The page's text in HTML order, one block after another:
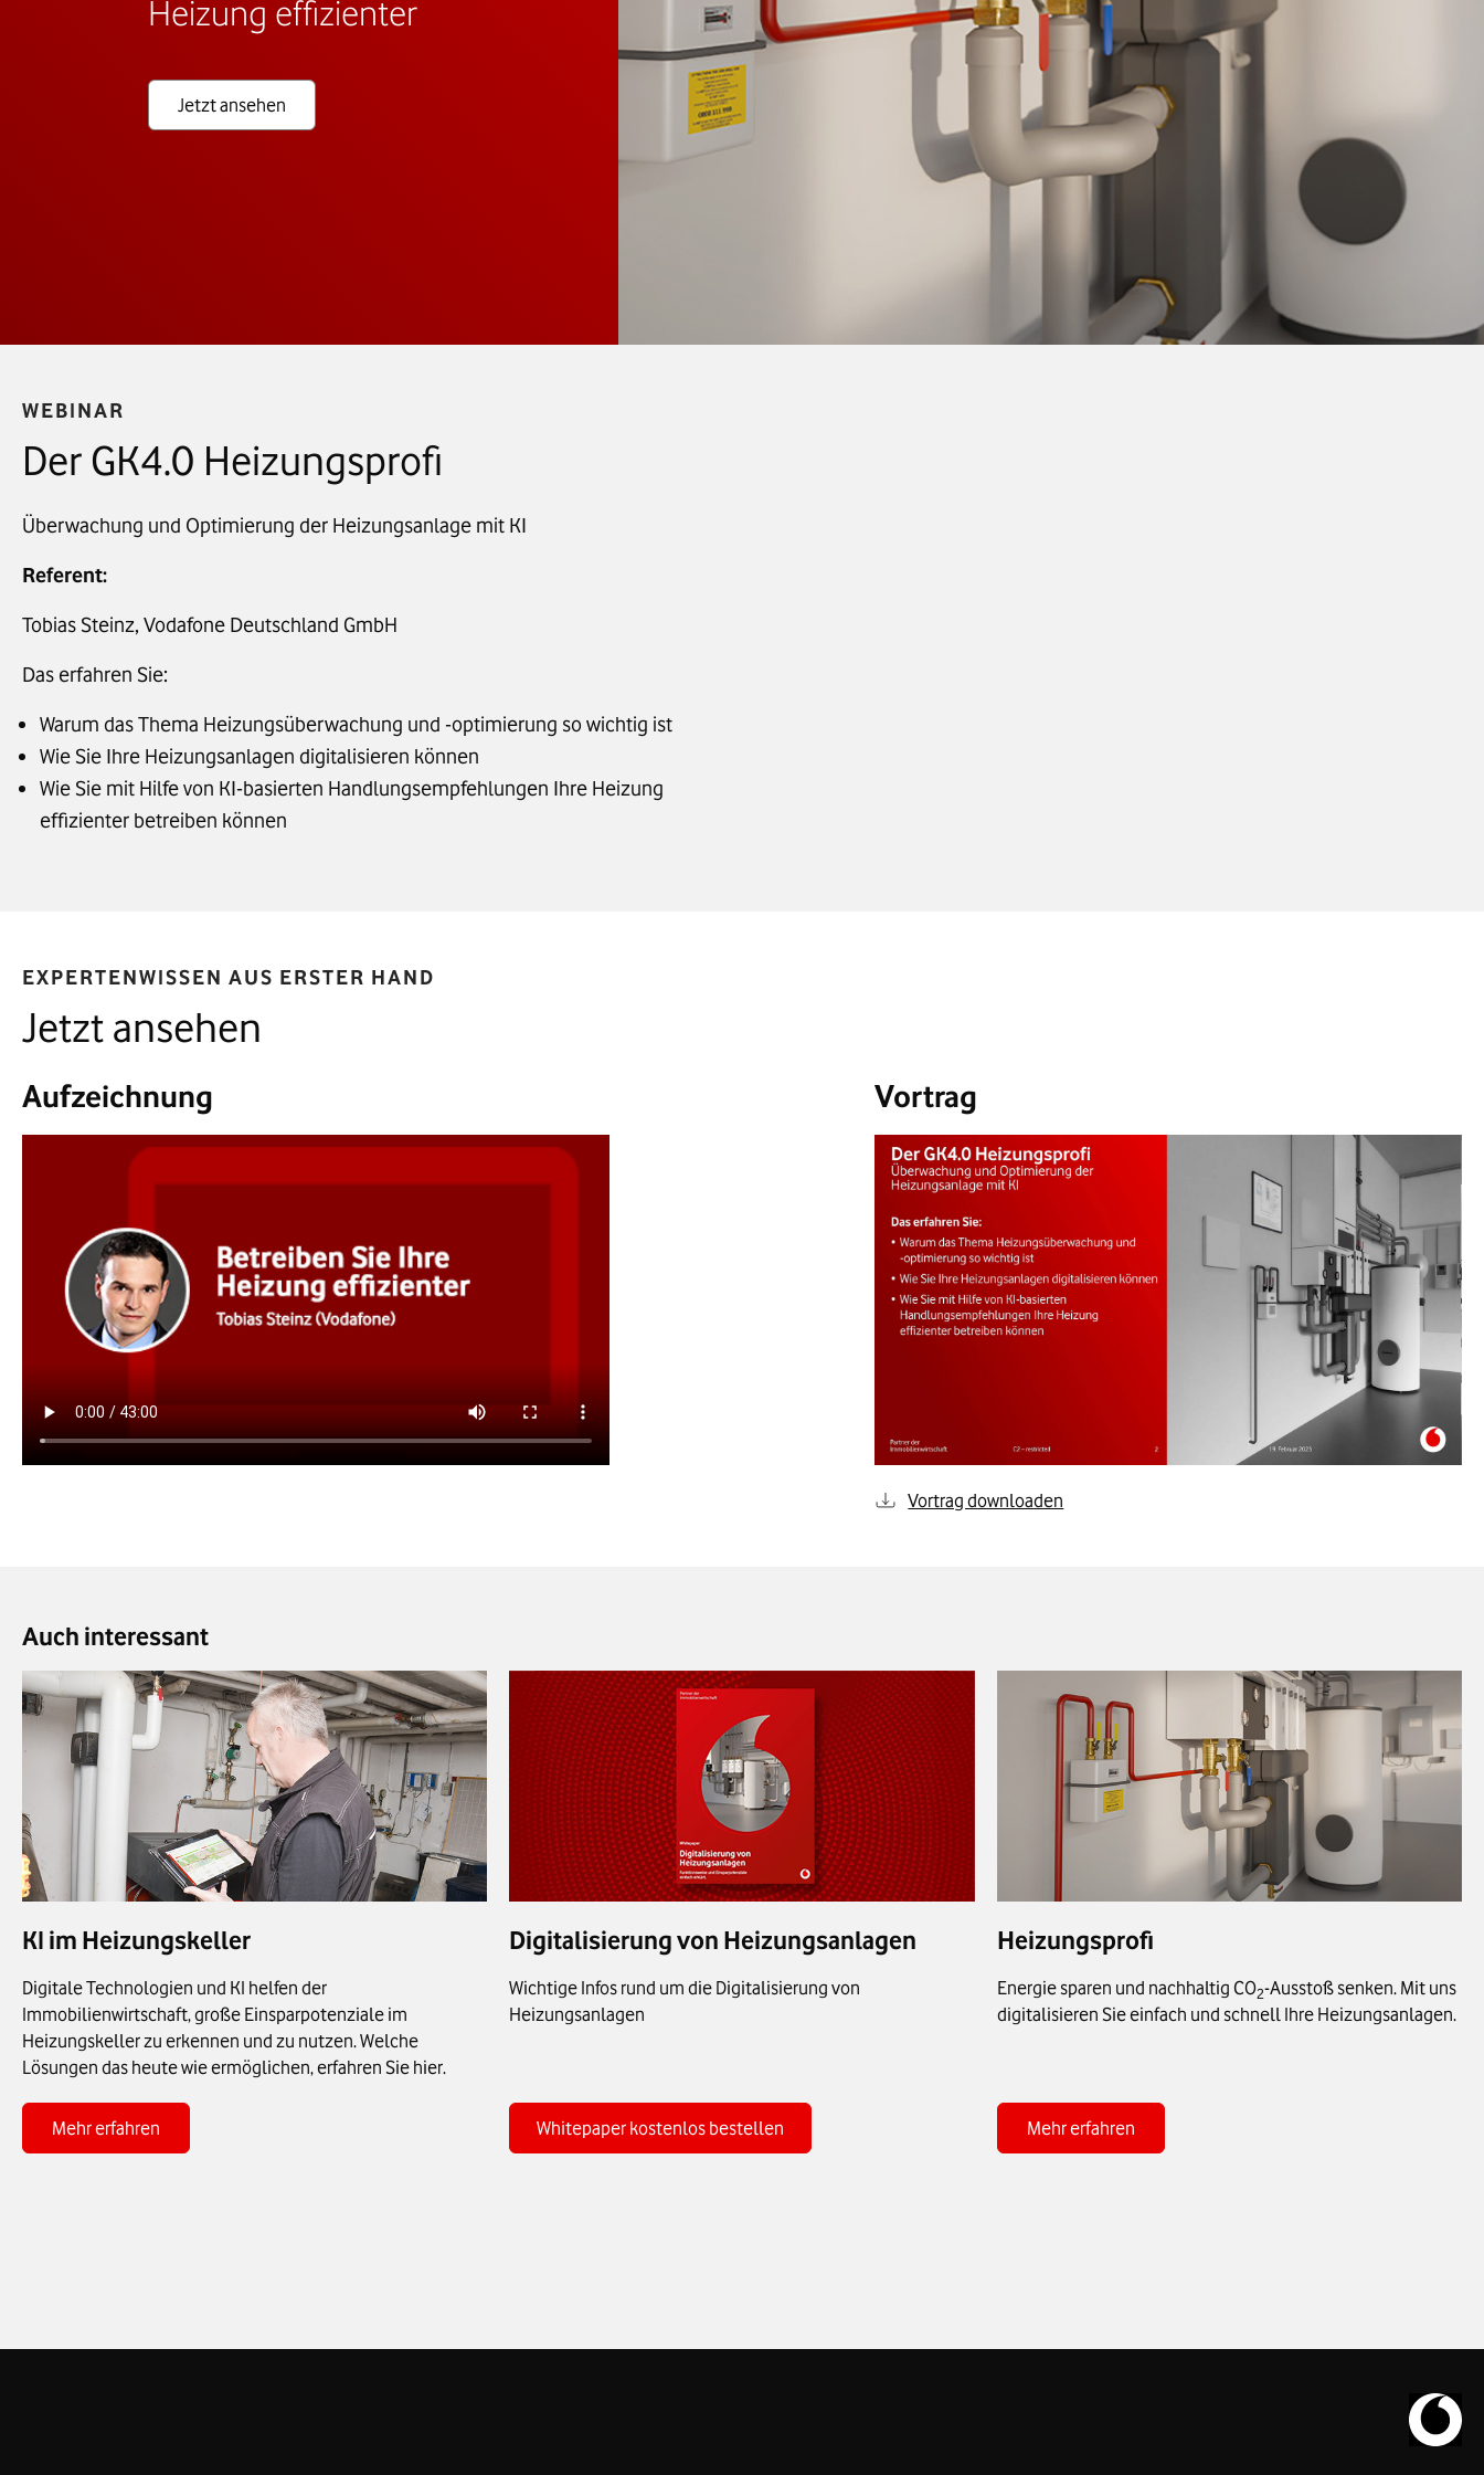
Heizung effizienter
Jetzt Aufzeichnung ansehen
Jetzt ansehen
WEBINAR
Der GK4.0 Heizungsprofi
Überwachung und Optimierung der Heizungsanlage mit KI
Referent:
Tobias Steinz, Vodafone Deutschland GmbH
Das erfahren Sie:
Warum das Thema Heizungsüberwachung und -optimierung so wichtig ist
Wie Sie Ihre Heizungsanlagen digitalisieren können
Wie Sie mit Hilfe von KI-basierten Handlungsempfehlungen Ihre Heizung
effizienter betreiben können
EXPERTENWISSEN AUS ERSTER HAND
Jetzt ansehen
Aufzeichnung Vortrag
Vortrag downloaden
Auch interessant
KI im Heizungskeller
Digitale Technologien und KI helfen der
Immobilienwirtschaft, große Einsparpotenziale im
Heizungskeller zu erkennen und zu nutzen. Welche
Lösungen das heute wie ermöglichen, erfahren Sie hier.
Zum Blogbeitrag KI im Heizungskeller
Mehr erfahren
Digitalisierung von Heizungsanlagen
Wichtige Infos rund um die Digitalisierung von
Heizungsanlagen
Zum Whitepaper Digitalisierung von Heizungsanlagen
Whitepaper kostenlos bestellen
Heizungsprofi
Energie sparen und nachhaltig CO2-Ausstoß senken. Mit uns
digitalisieren Sie einfach und schnell Ihre Heizungsanlagen.
Zum Produkt Heizungsprofi
Mehr erfahren
Zur